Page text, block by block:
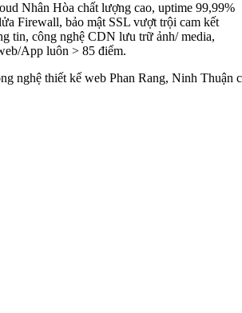
Nhân Hòa chất lượng cao, uptime 99,99%
Firewall, bảo mật SSL vượt trội cam kết
tin, công nghệ CDN lưu trữ ảnh/ media,
App luôn > 85 điểm.